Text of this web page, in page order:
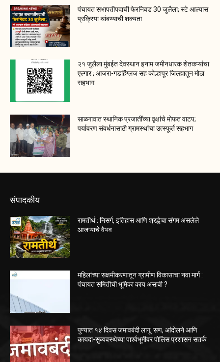
पंचायत सभापतीपदाची फेरनिवड 30 जुलैला; स्टे आल्यास
प्रक्रिया थांबण्याची शक्यता
२१ जुलैला मुंबईत देवस्थान इनाम जमीनधारक शेतकऱ्यांचा
एल्गार ; आजरा-गडहिंग्लज सह कोल्हापूर जिल्ह्यातून मोठा
सहभाग
साळगावात स्थानिक प्रजातींच्या वृक्षांचे मोफत वाटप;
पर्यावरण संवर्धनासाठी ग्रामस्थांचा उत्स्फूर्त सहभाग
संपादकीय
रामतीर्थ : निसर्ग, इतिहास आणि श्रद्धेचा संगम असलेले
आजऱ्याचे वैभव
महिलांच्या सक्षमीकरणातून ग्रामीण विकासाचा नवा मार्ग :
पंचायत समितीची भूमिका काय असावी ?
पुण्यात १४ दिवस जमावबंदी लागू; सण, आंदोलने आणि
कायदा-सुव्यवस्थेच्या पार्श्वभूमीवर पोलिस प्रशासन सतर्क